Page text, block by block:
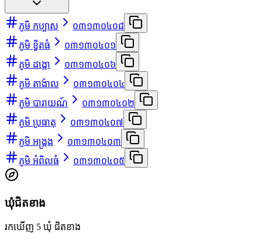
ភូមិ កប្បាស
០៣១៣០៤០៨
ភូមិ ខ្វិតធំ
០៣១៣០៤០១
ភូមិ ដង្កោ
០៣១៣០៤០៦
ភូមិ តាង៉ាល
០៣១៣០៤០៤
ភូមិ បារាយណ៍
០៣១៣០៤០២
ភូមិ ប្រធាតុ
០៣១៣០៤០៧
ភូមិ អង្ក្រង
០៣១៣០៤០៣
ភូមិ អំពិលធំ
០៣១៣០៤០៥
ឃុំជិតខាង
រកឃើញ 5 ឃុំ ជិតខាង